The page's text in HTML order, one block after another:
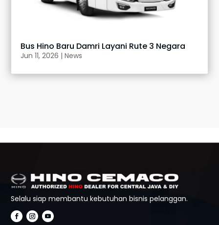
Bus Hino Baru Damri Layani Rute 3 Negara
Jun 11, 2026 |News
Selalu siap membantu kebutuhan bisnis pelanggan.